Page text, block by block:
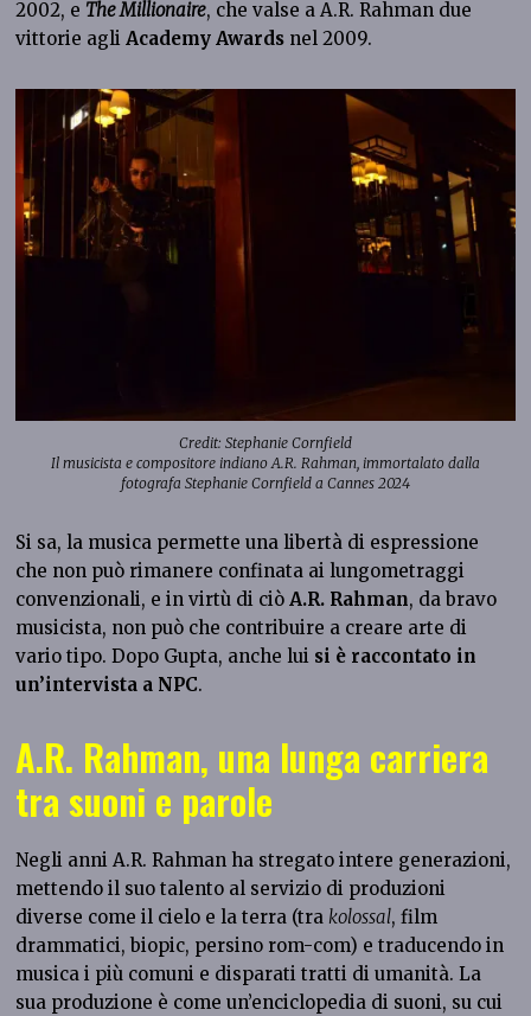
2002, e The Millionaire, che valse a A.R. Rahman due
vittorie agli Academy Awards nel 2009.
Credit: Stephanie Cornfield
Il musicista e compositore indiano A.R. Rahman, immortalato dalla
fotografa Stephanie Cornfield a Cannes 2024
Si sa, la musica permette una libertà di espressione
che non può rimanere confinata ai lungometraggi
convenzionali, e in virtù di ciòA.R. Rahman, da bravo
musicista, non può che contribuire a creare arte di
vario tipo. Dopo Gupta, anche lui si è raccontato in
un’intervista a NPC.
A.R. Rahman, una lunga carriera
tra suoni e parole
Negli anni A.R. Rahman ha stregato intere generazioni,
mettendo il suo talento al servizio di produzioni
diverse come il cielo e la terra (trakolossal, film
drammatici, biopic, persino rom-com) e traducendo in
musica i più comuni e disparati tratti di umanità. La
sua produzione è come un’enciclopedia di suoni, su cui